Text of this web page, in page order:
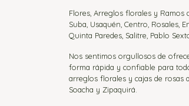
Flores, Arreglos florales y Ramos
Suba, Usaquén, Centro, Rosales,
Quinta Paredes, Salitre, Pablo
Nos sentimos orgullosos de
forma rápida y confiable para
arreglos florales y cajas de rosas
Soacha y Zipaquirá.